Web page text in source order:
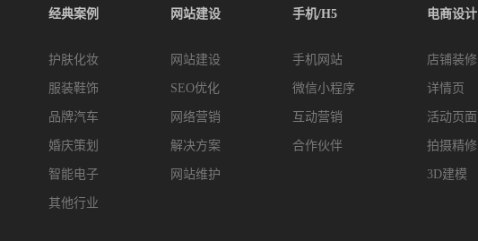
经典案例
护肤化妆
服装鞋饰
品牌汽车
婚庆策划
智能电子
其他行业
网站建设
网站建设
SEO优化
网络营销
解决方案
网站维护
手机/H5
手机网站
微信小程序
互动营销
合作伙伴
电商设计
店铺装修
详情页
活动页面
拍摄精修
3D建模